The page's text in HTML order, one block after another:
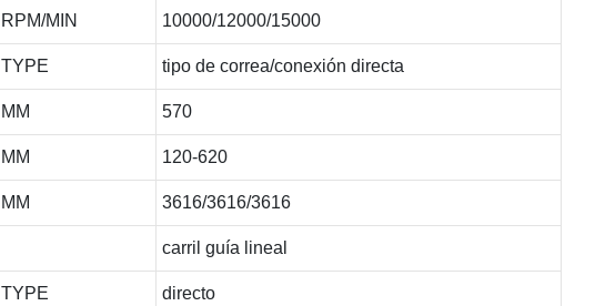
RPM/MIN 10000/12000/15000
TYPE tipo de correa/conexión directa
MM 570
MM 120-620
MM 3616/3616/3616
carril guía lineal
TYPE directo